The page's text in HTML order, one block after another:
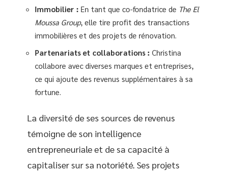
Immobilier : En tant que co-fondatrice de The El
Moussa Group, elle tire profit des transactions
immobilières et des projets de rénovation.
Partenariats et collaborations : Christina
collabore avec diverses marques et entreprises,
ce qui ajoute des revenus supplémentaires à sa
fortune.
La diversité de ses sources de revenus
témoigne de son intelligence
entrepreneuriale et de sa capacité à
capitaliser sur sa notoriété. Ses projets